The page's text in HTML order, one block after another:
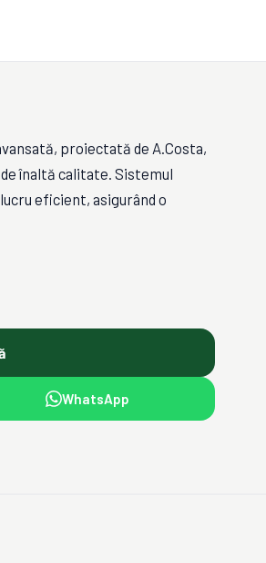
proiectată de A.Costa,
înaltă calitate. Sistemul
eficient, asigurând o
WhatsApp